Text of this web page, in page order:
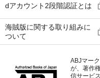
dアカウント2段階認証とは
海賊版に関する取り組みに
ついて
ABJマー
が、著作
信サービ